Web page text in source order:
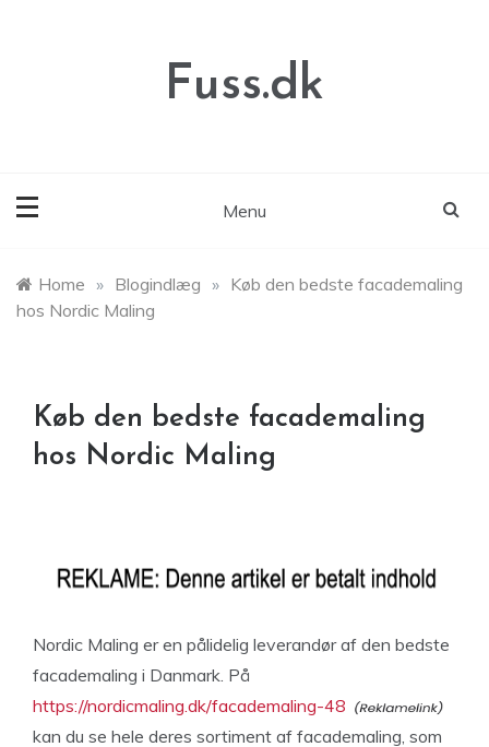
Fuss.dk
Menu
Home » Blogindlæg » Køb den bedste facademaling
hos Nordic Maling
Køb den bedste facademaling
hos Nordic Maling
Nordic Maling er en pålidelig leverandør af den bedste
facademaling i Danmark. På
https://nordicmaling.dk/facademaling-48
kan du se hele deres sortiment af facademaling, som